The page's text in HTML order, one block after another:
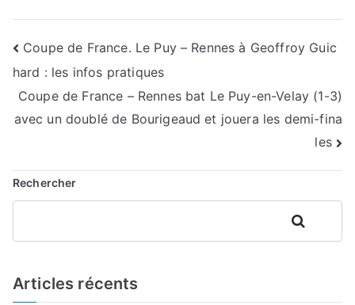
Navigation
de
l’article
Coupe de France. Le Puy – Rennes à Geoffroy Guic
hard : les infos pratiques
Coupe de France – Rennes bat Le Puy-en-Velay (1-3)
avec un doublé de Bourigeaud et jouera les demi-fina
les
Rechercher
Rechercher
Articles récents